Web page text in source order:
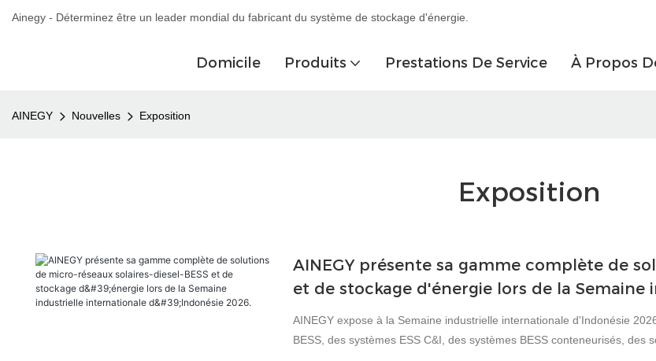
Ainegy - Déterminez être un leader mondial du fabricant du système de stockage d'énergie.
Domicile Produits Prestations De Service À Propos
AINEGY Nouvelles Exposition
Exposition
AINEGY présente sa gamme complète de
et de stockage d'énergie lors de la
AINEGY expose à la Semaine industrielle internationale d'Indonésie
BESS, des systèmes ESS C&I, des systèmes BESS conteneurisés,